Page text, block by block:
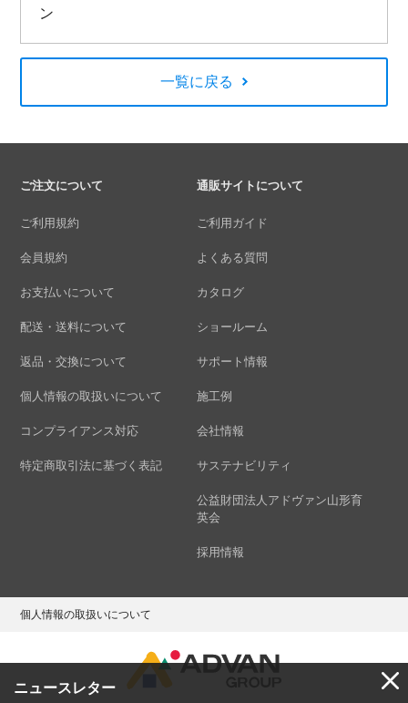
ニュースレター
ン
一覧に戻る
ご注文について
ご利用規約
会員規約
お支払いについて
配送・送料について
返品・交換について
個人情報の取扱いについて
コンプライアンス対応
特定商取引法に基づく表記
通販サイトについて
ご利用ガイド
よくある質問
カタログ
ショールーム
サポート情報
施工例
会社情報
サステナビリティ
公益財団法人アドヴァン山形育
英会
採用情報
個人情報の取扱いについて